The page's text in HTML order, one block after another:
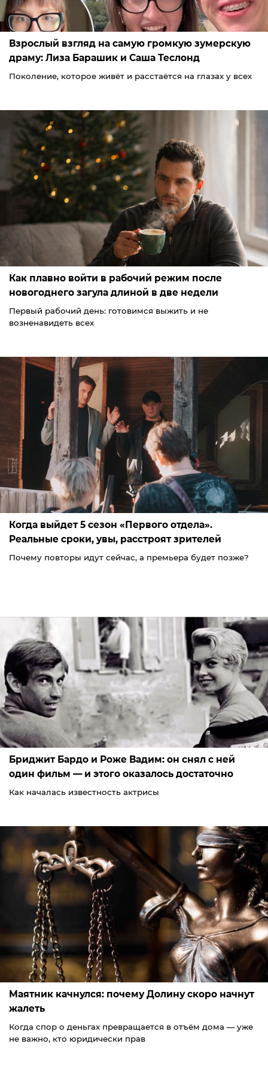
Взрослый взгляд на самую громкую зумерскую
драму: Лиза Барашик и Саша Теслонд
Поколение, которое живёт и расстаётся на глазах у всех
Как плавно войти в рабочий режим после
новогоднего загула длиной в две недели
Первый рабочий день: готовимся выжить и не
возненавидеть всех
Когда выйдет 5 сезон «Первого отдела».
Реальные сроки, увы, расстроят зрителей
Почему повторы идут сейчас, а премьера будет позже?
Бриджит Бардо и Роже Вадим: он снял с ней
один фильм — и этого оказалось достаточно
Как началась известность актрисы
Маятник качнулся: почему Долину скоро начнут
жалеть
Когда спор о деньгах превращается в отъём дома — уже
не важно, кто юридически прав